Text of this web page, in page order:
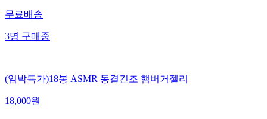
무료배송
3명구매중
(임박특가)18봉 ASMR 동결건조 햄버거젤리
18,000원